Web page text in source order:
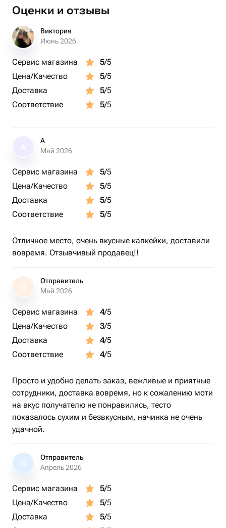
Можно выбрать любой цвет, добавить топпер или
шоколадную фигурку, чтобы подчеркнуть настроение и
сделать торт особенным.
🍰 Вес — 500 г
🎨 Индивидуальный дизайн
🎁 Возможность добавить топпер или фигурку
💌 Подходит для любого повода — от признания до
Оценки и отзывы
Виктория
Июнь 2026
Сервис магазина 5/5
Цена/Качество
5/5
Доставка
5/5
Соответствие
5/5
А
Май 2026
Сервис магазина 5/5
Цена/Качество
5/5
Доставка
5/5
Соответствие
5/5
Отличное место, очень вкусные капкейки, доставили
вовремя. Отзывчивый продавец!!
О
Отправитель
Май 2026
Сервис магазина 4/5
Цена/Качество
3/5
Доставка
4/5
Соответствие
4/5
Просто и удобно делать заказ, вежливые и приятные
сотрудники, доставка вовремя, но к сожалению моти
на вкус получателю не понравились, тесто
показалось сухим и безвкусным, начинка не очень
удачной.
О
Отправитель
Апрель 2026
Сервис магазина 5/5
Цена/Качество
5/5
Доставка
5/5